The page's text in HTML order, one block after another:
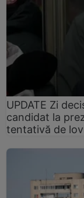
UPDATE Zi
candidat la
tentativă de